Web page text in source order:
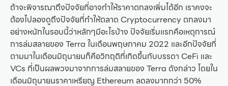
ถ้าจะพิจารณาถึงปัจจัยที่อาจทำให้ราคาตกลงเพิ่มได้อีก เราคงจะ
ต้องไปลองดูถึงปัจจัยที่ทำให้ตลาด Cryptocurrency ตกลงมา
อย่างหนักในรอบนี้ว่าหลักๆมีอะไรบ้าง ปัจจัยเริ่มแรกคือเหตุการณ์
การล่มสลายของ Terra ในเดือนพฤษภาคม 2022 และอีกปัจจัยที่
ตามมาในเดือนมิถุนายนก็คือวิกฤติที่เกิดขึ้นกับบรรดา CeFi และ
VCs ที่เป็นผลพวงมาจากการล่มสลายของ Terra ดังกล่าว โดยใน
เดือนมิถุนายนราคาเหรียญ Ethereum ลดลงมากกว่า 50%